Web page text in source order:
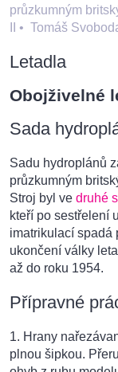
průzkumným
• Tomáš
Letadla
Obojživelné
Sada
Sadu hydroplánů
průzkumným
Stroj byl ve druhé
kteří po sestřelení
imatrikulací spadá
ukončení války
až do roku 1954.
Přípravné
1. Hrany
plnou šipkou.